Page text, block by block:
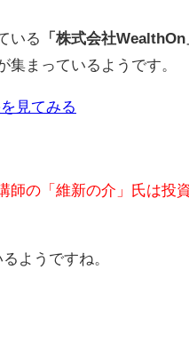
いる
「株式会社
集まっているようです。
見てみる
師の「維新の介」氏は投
ようですね。